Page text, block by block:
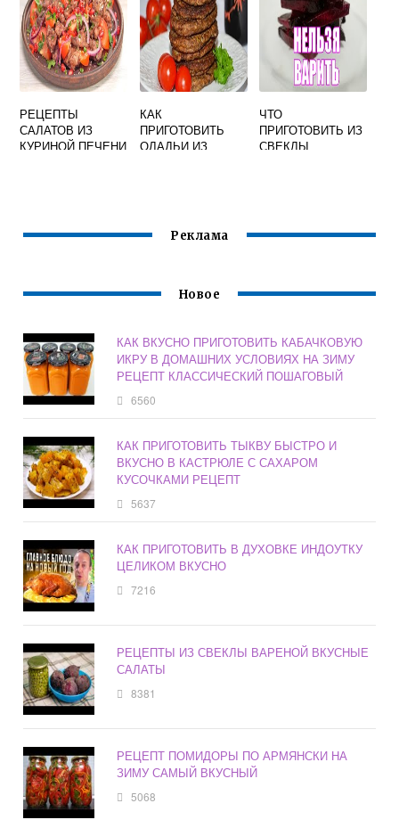
РЕЦЕПТЫ
САЛАТОВ ИЗ
КУРИНОЙ ПЕЧЕНИ
КАК
ПРИГОТОВИТЬ
ОЛАДЬИ ИЗ
ЧТО
ПРИГОТОВИТЬ ИЗ
СВЕКЛЫ
Реклама
Новое
КАК ВКУСНО ПРИГОТОВИТЬ КАБАЧКОВУЮ
ИКРУ В ДОМАШНИХ УСЛОВИЯХ НА ЗИМУ
РЕЦЕПТ КЛАССИЧЕСКИЙ ПОШАГОВЫЙ
6560
КАК ПРИГОТОВИТЬ ТЫКВУ БЫСТРО И
ВКУСНО В КАСТРЮЛЕ С САХАРОМ
КУСОЧКАМИ РЕЦЕПТ
5637
КАК ПРИГОТОВИТЬ В ДУХОВКЕ ИНДОУТКУ
ЦЕЛИКОМ ВКУСНО
7216
РЕЦЕПТЫ ИЗ СВЕКЛЫ ВАРЕНОЙ ВКУСНЫЕ
САЛАТЫ
8381
РЕЦЕПТ ПОМИДОРЫ ПО АРМЯНСКИ НА
ЗИМУ САМЫЙ ВКУСНЫЙ
5068